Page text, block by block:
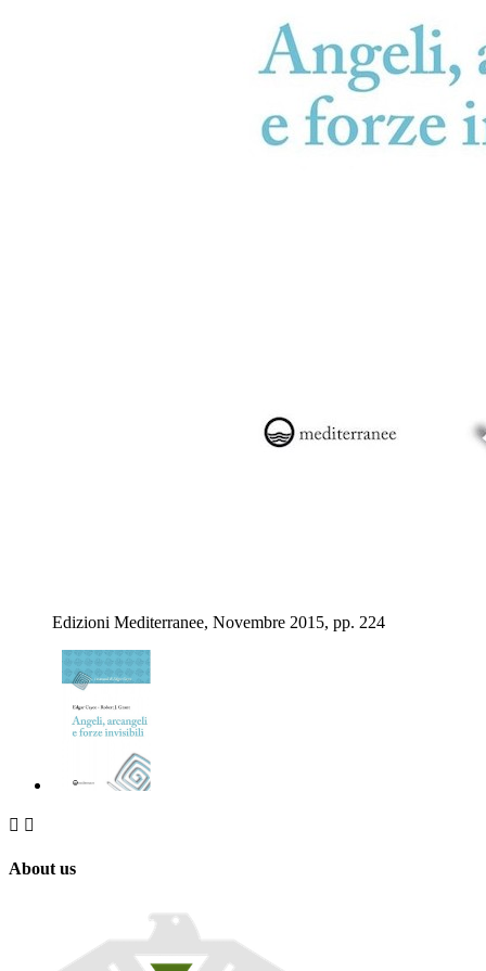
Edizioni Mediterranee, Novembre 2015, pp. 224
 
About us